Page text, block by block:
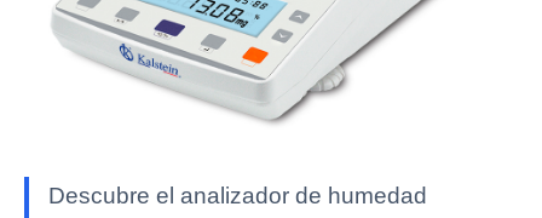
Descubre el analizador de humedad